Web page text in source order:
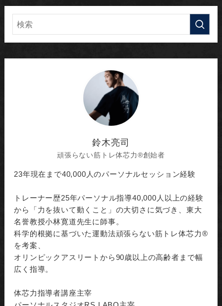
鈴木亮司
頑張らない筋トレ体芯力®︎創始者
23年現在まで40,000人のパーソナルセッション経験
トレーナー歴25年パーソナル指導40,000人以上の経験
から「力を抜いて動くこと」の大切さに気づき、東大
名誉教授小林寛道先生に師事。
科学的根拠に基づいた運動法頑張らない筋トレ体芯力®︎
を考案、
オリンピックアスリートから90歳以上の高齢者まで幅
広く指導。
体芯力指導者講座主宰